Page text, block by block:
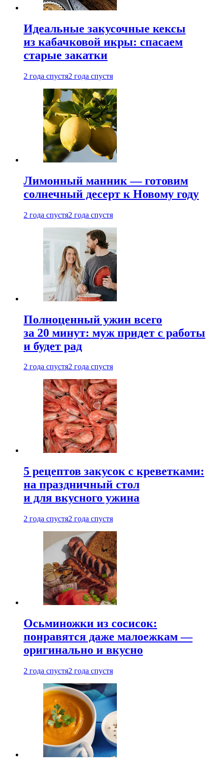
Идеальные закусочные кексы
из кабачковой икры: спасаем
старые закатки
2 года спустя2 года спустя
Лимонный манник — готовим
солнечный десерт к Новому году
2 года спустя2 года спустя
Полноценный ужин всего
за 20 минут: муж придет с работы
и будет рад
2 года спустя2 года спустя
5 рецептов закусок с креветками:
на праздничный стол
и для вкусного ужина
2 года спустя2 года спустя
Осьминожки из сосисок:
понравятся даже малоежкам —
оригинально и вкусно
2 года спустя2 года спустя